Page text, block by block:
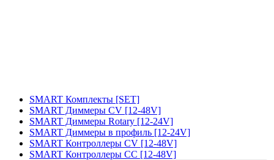
SMART Комплекты [SET]
SMART Диммеры CV [12-48V]
SMART Диммеры Rotary [12-24V]
SMART Диммеры в профиль [12-24V]
SMART Контроллеры CV [12-48V]
SMART Контроллеры CC [12-48V]